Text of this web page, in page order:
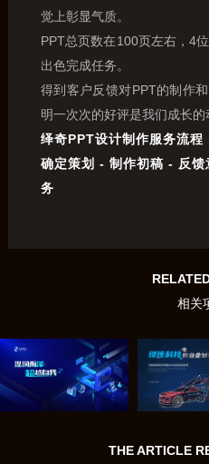
觉上彰显气质。
PPT总页数在100页左右，4
出色完成任务。
得到客户反馈对PPT的制作
明一次次的好评是我们成长的
绎奇PPT设计制作服务流
确定策划 - 制作初稿 - 反
务
相关
THE ARTICLE